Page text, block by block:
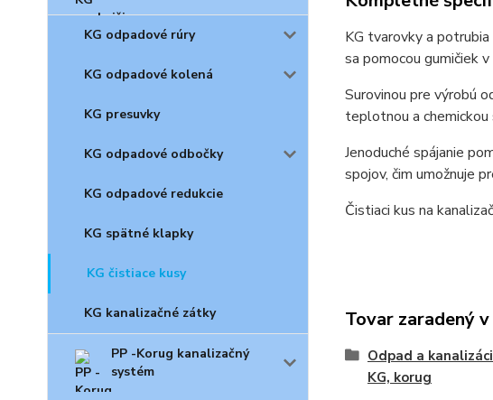
KG odpadové rúry
KG odpadové kolená
KG presuvky
KG odpadové odbočky
KG odpadové redukcie
KG spätné klapky
KG čistiace kusy
KG kanalizačné zátky
PP -Korug kanalizačný
systém
KG tvarovky a
sa pomocou gumičiek
Surovinou pre výrobú
teplotnou a
Jenoduché spájanie
spojov, čim umožnuje
Čistiaci kus na
Tovar zaradený
Odpad a
KG, korug